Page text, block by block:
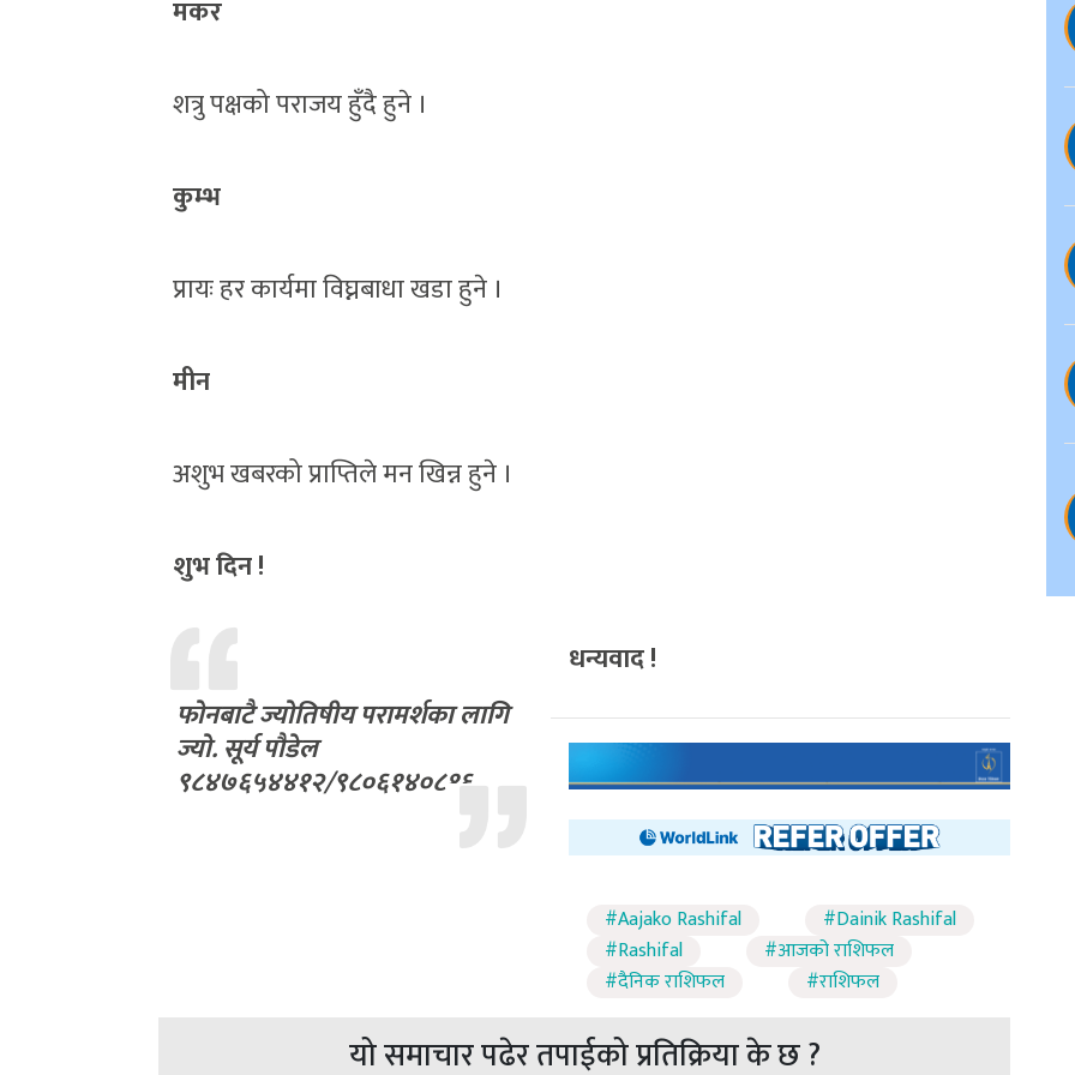
मकर
शत्रु पक्षको पराजय हुँदै हुने ।
कुम्भ
प्रायः हर कार्यमा विघ्नबाधा खडा हुने ।
मीन
अशुभ खबरको प्राप्तिले मन खिन्न हुने ।
शुभ दिन !
फोनबाटै ज्योतिषीय परामर्शका लागि
ज्यो. सूर्य पौडेल
९८४७६५४४१२/९८०६१४०८१६
धन्यवाद !
#Aajako Rashifal
#Dainik Rashifal
#Rashifal
#आजको राशिफल
#दैनिक राशिफल
#राशिफल
यो समाचार पढेर तपाईको प्रतिक्रिया के छ ?